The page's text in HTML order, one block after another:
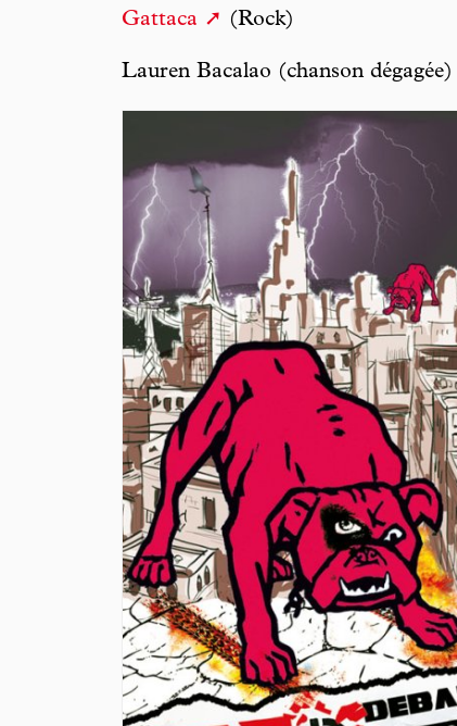
Gattaca (Rock)
Lauren Bacalao (chanson dégagée)